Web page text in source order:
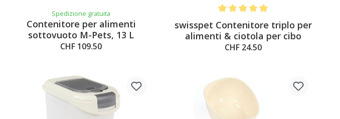
Spedizione gratuita
Contenitore per alimenti
sottovuoto M-Pets, 13 L
CHF 109.50
Average rating of 5 out of 5 stars
swisspet Contenitore triplo per
alimenti & ciotola per cibo
CHF 24.50